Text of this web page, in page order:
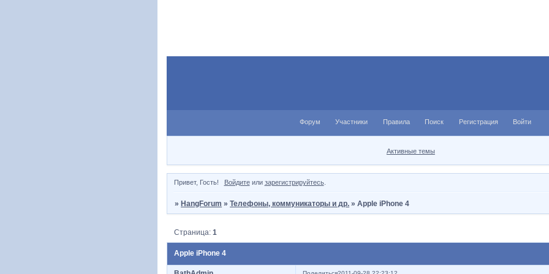
Форум Участники Правила Поиск Регистрация Войти
Активные темы
Привет, Гость! Войдитеили зарегистрируйтесь.
»HangForum »Телефоны, коммуникаторы и др. »Apple iPhone 4
Apple iPhone 4
Страница:1